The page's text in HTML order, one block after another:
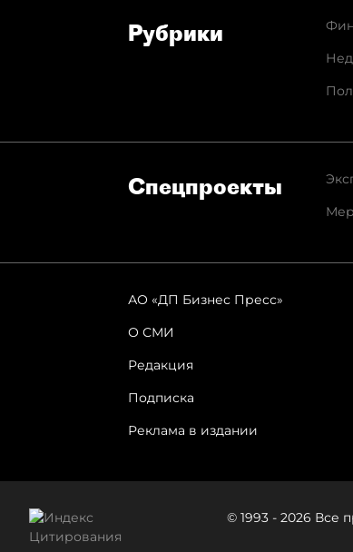
Рубрики
Спец­проекты
АО «ДП Бизнес Пресс»
О СМИ
Редакция
Подписка
Реклама в издании
© 1993 - 2026 Все